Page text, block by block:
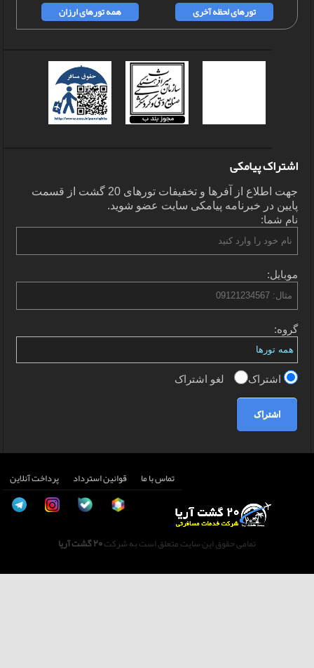
تورهای لحظه آخری
همه تورهای ارزان
اشتراک پیامکی
جهت اطلاع از آفرها و تخفیفات تورهای 20 گشت از قسمت
پایین در خبرنامه پیامکی سایت عضو شوید.
نام شما:
موبایل:
گروه:
اشتراک لغو اشتراک
اشتراک
تماس با ما قوانین استرداد پرداخت آنلاین
تمامی حقوق این سایت متعلق است به شرکت20 گشت آریا